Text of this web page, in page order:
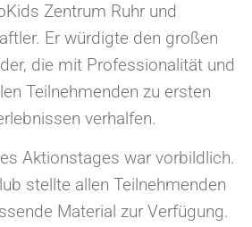
Zentrum Ruhr und
Er würdigte den großen
die mit Professionalität und
Teilnehmenden zu ersten
verhalfen.
Aktionstages war vorbildlich.
stellte allen Teilnehmenden
Material zur Verfügung.